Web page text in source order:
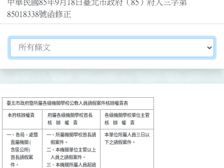
中華民國85年9月18日臺北市政府（85）府人三字第
85018338號函修正
切換選擇法規資訊內容
各級機關學校單位主管
一、各局、處暨
一、所屬機關學校首長請
二、本機關單位主管以上
三、本機關所屬人員超過
本單位所屬人員三日以
下之請假案件。